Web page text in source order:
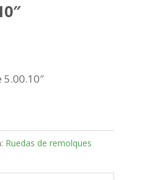
Ruedas de remolques